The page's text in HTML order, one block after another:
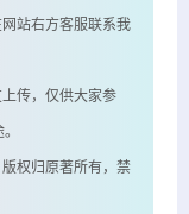
站右方客服联系我
传，仅供大家参
权归原著所有，禁